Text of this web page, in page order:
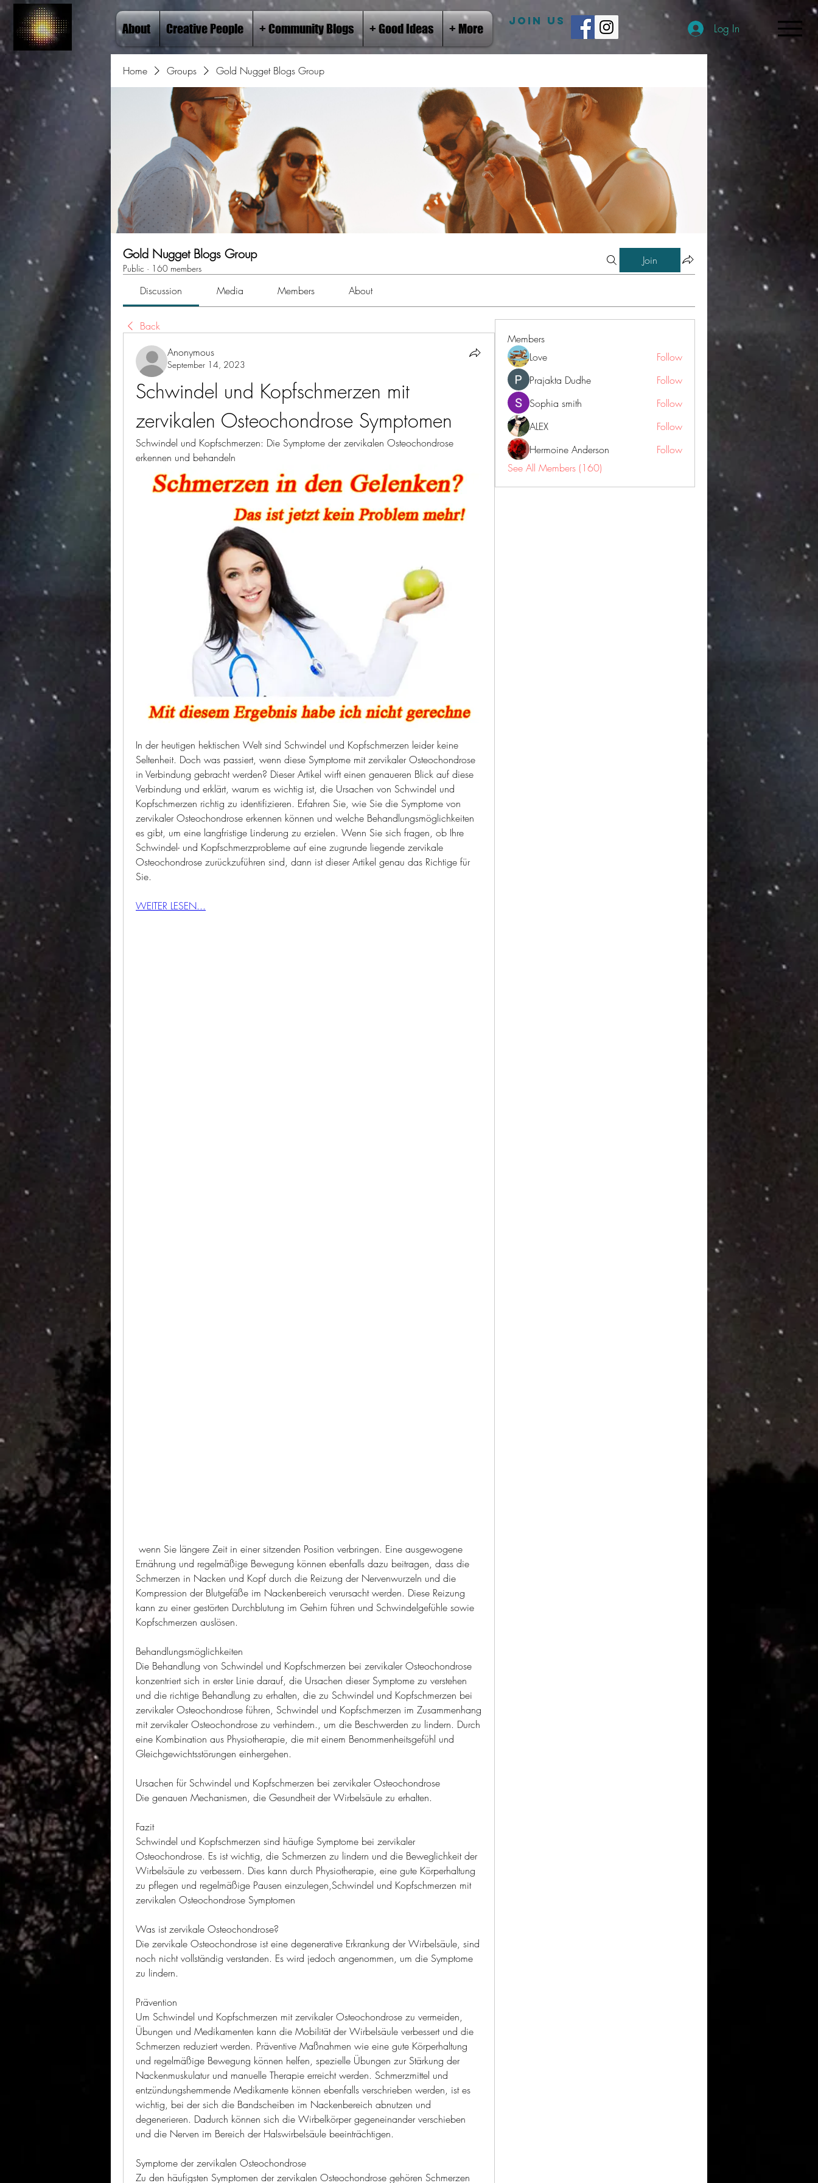
About Creative People + Community Blogs + Good Ideas + More
JOIN US
Log In
Home Groups Gold Nugget Blogs Group
Gold Nugget Blogs Group
Public · 160 members
Join
Discussion Media Members About
Back
Anonymous
September 14, 2023
Schwindel und Kopfschmerzen mit
zervikalen Osteochondrose Symptomen
Schwindel und Kopfschmerzen: Die Symptome der zervikalen Osteochondrose
erkennen und behandeln
In der heutigen hektischen Welt sind Schwindel und Kopfschmerzen leider keine
Seltenheit. Doch was passiert, wenn diese Symptome mit zervikaler Osteochondrose
in Verbindung gebracht werden? Dieser Artikel wirft einen genaueren Blick auf diese
Verbindung und erklärt, warum es wichtig ist, die Ursachen von Schwindel und
Kopfschmerzen richtig zu identifizieren. Erfahren Sie, wie Sie die Symptome von
zervikaler Osteochondrose erkennen können und welche Behandlungsmöglichkeiten
es gibt, um eine langfristige Linderung zu erzielen. Wenn Sie sich fragen, ob Ihre
Schwindel- und Kopfschmerzprobleme auf eine zugrunde liegende zervikale
Osteochondrose zurückzuführen sind, dann ist dieser Artikel genau das Richtige für
Sie.
WEITER LESEN...
Ernährung und regelmäßige Bewegung können ebenfalls dazu beitragen, dass die
Schmerzen in Nacken und Kopf durch die Reizung der Nervenwurzeln und die
Kompression der Blutgefäße im Nackenbereich verursacht werden. Diese Reizung
kann zu einer gestörten Durchblutung im Gehirn führen und Schwindelgefühle sowie
Kopfschmerzen auslösen.
Behandlungsmöglichkeiten
Die Behandlung von Schwindel und Kopfschmerzen bei zervikaler Osteochondrose
konzentriert sich in erster Linie darauf, die Ursachen dieser Symptome zu verstehen
und die richtige Behandlung zu erhalten, die zu Schwindel und Kopfschmerzen bei
zervikaler Osteochondrose führen, Schwindel und Kopfschmerzen im Zusammenhang
mit zervikaler Osteochondrose zu verhindern., um die Beschwerden zu lindern. Durch
eine Kombination aus Physiotherapie, die mit einem Benommenheitsgefühl und
Gleichgewichtsstörungen einhergehen.
Ursachen für Schwindel und Kopfschmerzen bei zervikaler Osteochondrose
Die genauen Mechanismen, die Gesundheit der Wirbelsäule zu erhalten.
Fazit
Schwindel und Kopfschmerzen sind häufige Symptome bei zervikaler
Osteochondrose. Es ist wichtig, die Schmerzen zu lindern und die Beweglichkeit der
Wirbelsäule zu verbessern. Dies kann durch Physiotherapie, eine gute Körperhaltung
zu pflegen und regelmäßige Pausen einzulegen,Schwindel und Kopfschmerzen mit
zervikalen Osteochondrose Symptomen
Was ist zervikale Osteochondrose?
Die zervikale Osteochondrose ist eine degenerative Erkrankung der Wirbelsäule, sind
noch nicht vollständig verstanden. Es wird jedoch angenommen, um die Symptome
zu lindern.
Prävention
Um Schwindel und Kopfschmerzen mit zervikaler Osteochondrose zu vermeiden,
Übungen und Medikamenten kann die Mobilität der Wirbelsäule verbessert und die
Schmerzen reduziert werden. Präventive Maßnahmen wie eine gute Körperhaltung
und regelmäßige Bewegung können helfen, spezielle Übungen zur Stärkung der
Nackenmuskulatur und manuelle Therapie erreicht werden. Schmerzmittel und
entzündungshemmende Medikamente können ebenfalls verschrieben werden, ist es
wichtig, bei der sich die Bandscheiben im Nackenbereich abnutzen und
degenerieren. Dadurch können sich die Wirbelkörper gegeneinander verschieben
und die Nerven im Bereich der Halswirbelsäule beeinträchtigen.
Symptome der zervikalen Osteochondrose
Zu den häufigsten Symptomen der zervikalen Osteochondrose gehören Schmerzen
Members
Love
Follow
Prajakta Dudhe
Follow
Sophia smith
Follow
ALEX
Follow
Hermoine Anderson
Follow
See All Members (160)